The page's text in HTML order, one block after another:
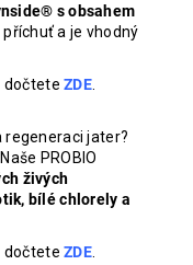
s obsahem
příchuť a je vhodný
dočteteZDE
regeneraci jater?
PROBIO
živých
bílé chlorely a
dočteteZDE